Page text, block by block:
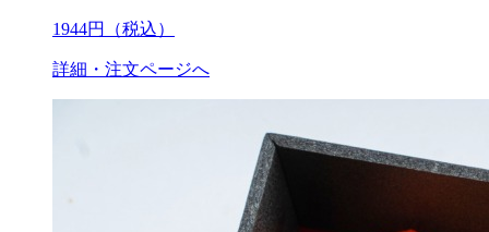
1944円（税込）
詳細・注文ページへ